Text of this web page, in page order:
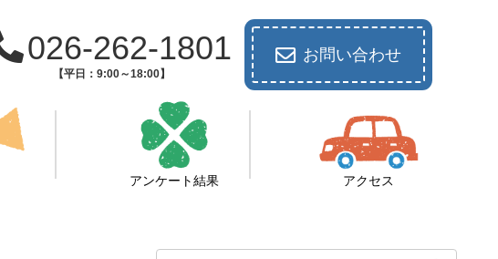
026-262-1801
【平日：9:00～18:00】
お問い合わせ
アンケート結果 アクセス